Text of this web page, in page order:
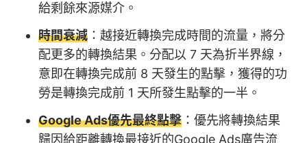
給剩餘來源媒介。
時間衰減 ：越接近轉換完成時間的流量，將分
配更多的轉換結果。分配以 7 天為折半界線，
意即在轉換完成前 8 天發生的點擊，獲得的功
勞是轉換完成前 1 天所發生點擊的一半。
Google Ads優先最終點擊 ：優先將轉換結果
歸因給距離轉換最接近的Google Ads廣告流